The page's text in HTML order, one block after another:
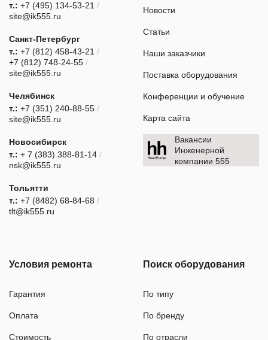
т.: +7 (495) 134-53-21 /
site@ik555.ru
Санкт-Петербург
т.: +7 (812) 458-43-21 /
+7 (812) 748-24-55 /
site@ik555.ru
Челябинск
т.: +7 (351) 240-88-55 /
site@ik555.ru
Новосибирск
т.: + 7 (383) 388-81-14 /
nsk@ik555.ru
Тольятти
т.: +7 (8482) 68-84-68 /
tlt@ik555.ru
Новости
Статьи
Наши заказчики
Поставка оборудования
Конференции и обучение
Карта сайта
Вакансии
Инженерной
компании 555
Условия ремонта
Гарантия
Оплата
Стоимость
Поиск оборудования
По типу
По бренду
По отрасли